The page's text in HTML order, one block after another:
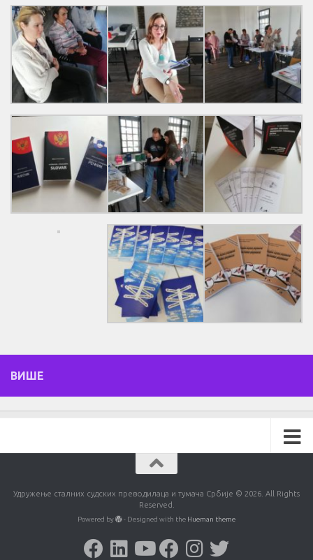
ВИШЕ
Удружење сталних судских преводилаца и тумача Србије © 2026. All Rights
Reserved.
Powered by - Designed with the Hueman theme